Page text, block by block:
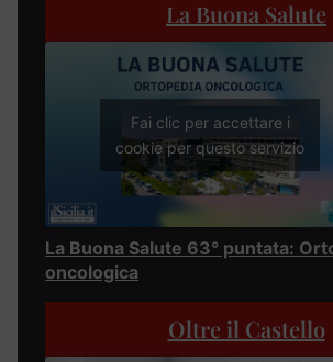
La Buona Salute
Fai clic per accettare i
cookie per questo servizio
La Buona Salute 63° puntata:
oncologica
Oltre il Castello